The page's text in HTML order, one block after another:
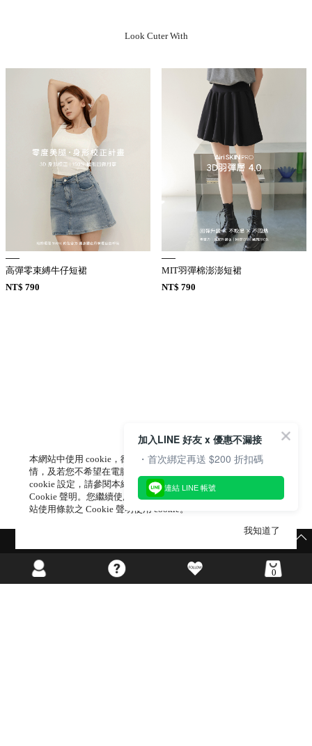
Look Cuter With
高彈零束縛牛仔短裙
NT$ 790
MIT羽彈棉澎澎短裙
NT$ 790
本網站中使用 cookie，欲查詢有關本網站使用 cookie 方式之詳
情，及若您不希望在電腦上使用 cookie 時應如何變更電腦的
cookie 設定，請參閱本網站「隱私權及網站使用條款
Cookie 聲明。您繼續使用本網站即表示您同意本公司得按本網
站使用條款之 Cookie 聲明使用 cookie。
我知道了
0
加入LINE 好友 x 優惠不漏接
・首次綁定再送 $200 折扣碼
連結 LINE 帳號